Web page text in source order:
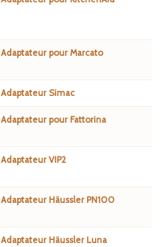
Adaptateur pour Marcato
Adaptateur Simac
Adaptateur pour Fattorina
Adaptateur VIP2
Adaptateur Häussler PN100
Adaptateur Häussler Luna